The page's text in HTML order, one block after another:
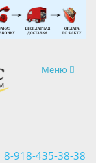
Навигация
Меню
8-918-435-38-38
×